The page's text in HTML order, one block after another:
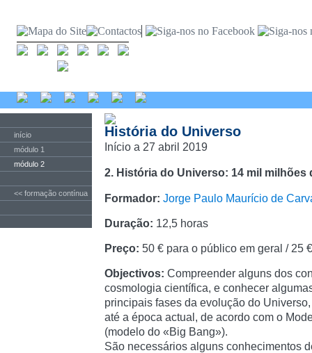
início
módulo 1
módulo 2
<< formação contínua
História do Universo
Início a 27 abril 2019
2. História do Universo: 14 mil milhões
Formador: Jorge Paulo Maurício de
Duração: 12,5 horas
Preço: 50 € para o público em geral / 25
Objectivos: Compreender alguns dos
cosmologia científica, e conhecer
principais fases da evolução do
até a época actual, de acordo com o
(modelo do «Big Bang»).
São necessários alguns conhecimentos